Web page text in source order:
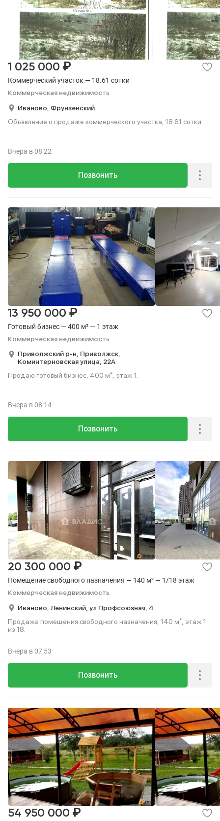
Коммерческий участок — 18.61 сотки
Коммерческая недвижимость
1 025 000 ₽
Иваново, Фрунзенский
Объявление о продаже коммерческого участка, 18.61 сотки.
Позвонить
Вчера в 08:22
Готовый бизнес — 400 м² — 1 этаж
Коммерческая недвижимость
13 950 000 ₽
Приволжский р-н, Приволжск,
Коминтерновская улица, 22А
Продаю готовый бизнес, 400 м², этаж 1.
Позвонить
Вчера в 08:14
Помещение свободного назначения — 140 м² — 1/18 этаж
Коммерческая недвижимость
20 300 000 ₽
Иваново, Ленинский, ул Профсоюзная, 4
Продажа помещения свободного назначения, 140 м², этаж 1
из 18.
Позвонить
Вчера в 07:53
54 950 000 ₽